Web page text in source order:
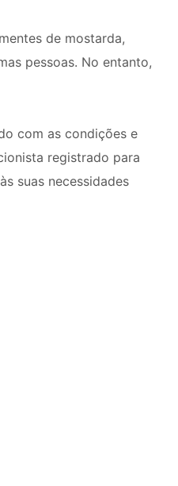
de mostarda,
pessoas. No entanto,
com as condições e
registrado para
suas necessidades